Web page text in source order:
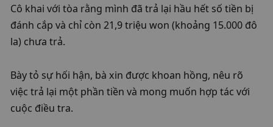
Cô khai với tòa rằng mình đã trả lại hầu hết số tiền bị
đánh cắp và chỉ còn 21,9 triệu won (khoảng 15.000 đô
la) chưa trả.
Bày tỏ sự hối hận, bà xin được khoan hồng, nêu rõ
việc trả lại một phần tiền và mong muốn hợp tác với
cuộc điều tra.